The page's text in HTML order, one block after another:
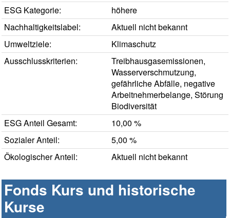
ESG Kategorie:
höhere
Nachhaltigkeitslabel:
Aktuell nicht bekannt
Umweltziele:
Klimaschutz
Ausschlusskriterien:
Treibhausgasemissionen,
Wasserverschmutzung,
gefährliche Abfälle, negative
Arbeitnehmerbelange, Störung
Biodiversität
ESG Anteil Gesamt:
10,00 %
Sozialer Anteil:
5,00 %
Ökologischer Anteil:
Aktuell nicht bekannt
Fonds Kurs und historische
Kurse